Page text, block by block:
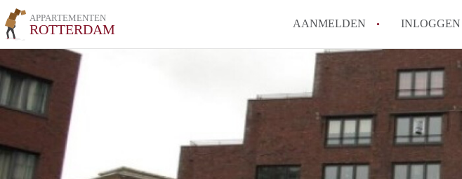
APPARTEMENTEN
ROTTERDAM AANMELDEN INLOGGEN